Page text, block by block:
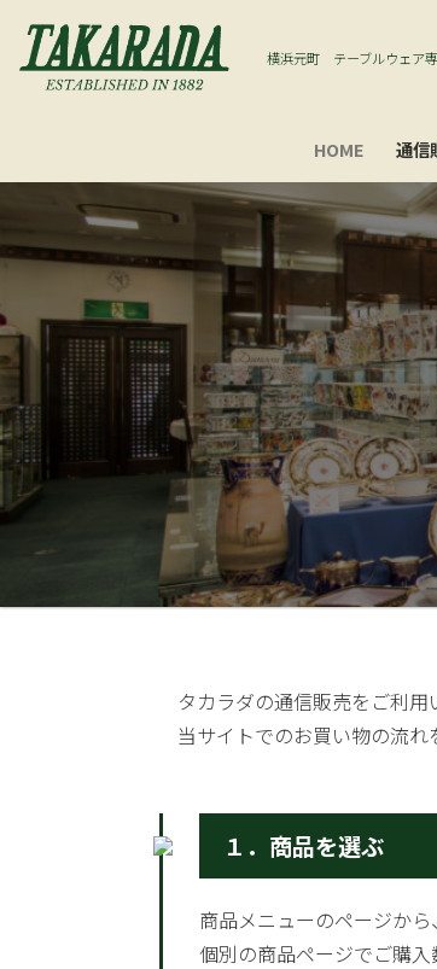
content
横浜元町 テーブルウェア
HOME 通信
タカラダの通信販売をご利用
当サイトでのお買い物の流れ
１．商品を選ぶ
商品メニューのページから
個別の商品ページでご購